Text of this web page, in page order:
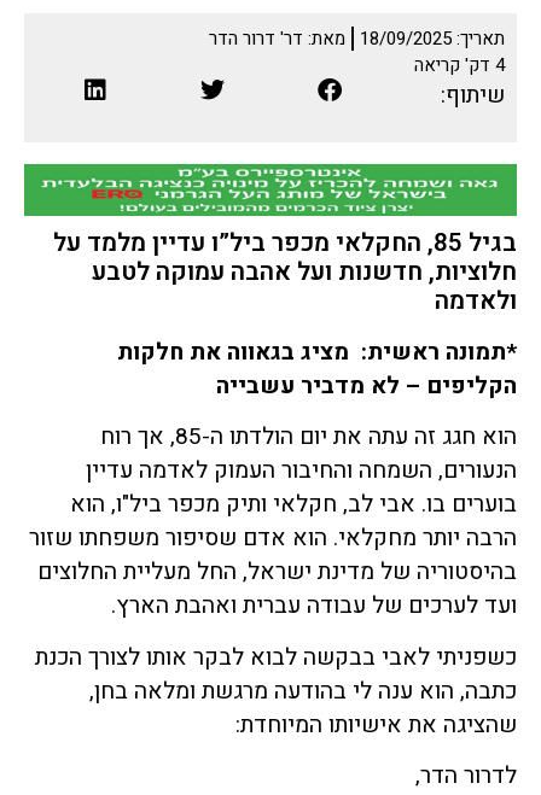
תאריך:18/09/2025 מאת: דר' דרור הדר
4 דק' קריאה
שיתוף:
בגיל 85, החקלאי מכפר ביל”ו עדיין מלמד על
חלוציות, חדשנות ועל אהבה עמוקה לטבע
ולאדמה
*תמונה ראשית: מציג בגאווה את חלקות
הקליפים – לא מדביר עשבייה
הוא חגג זה עתה את יום הולדתו ה-85, אך רוח
הנעורים, השמחה והחיבור העמוק לאדמה עדיין
בוערים בו. אבי לב, חקלאי ותיק מכפר ביל"ו, הוא
הרבה יותר מחקלאי. הוא אדם שסיפור משפחתו שזור
בהיסטוריה של מדינת ישראל, החל מעליית החלוצים
ועד לערכים של עבודה עברית ואהבת הארץ.
כשפניתי לאבי בבקשה לבוא לבקר אותו לצורך הכנת
כתבה, הוא ענה לי בהודעה מרגשת ומלאה בחן,
שהציגה את אישיותו המיוחדת:
לדרור הדר,